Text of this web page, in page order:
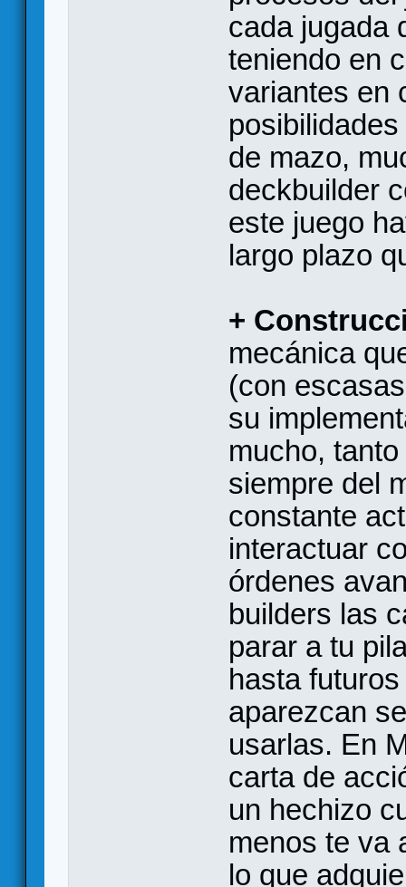
cada jugada
teniendo en
variantes en
de mazo,
deckbuilder
este juego
largo plazo
+
mecánica
(con
su
mucho,
siempre del
constante
interactuar
órdenes
builders las
parar a tu
hasta
aparezcan
usarlas. En
carta de
un hechizo
menos te va
lo que